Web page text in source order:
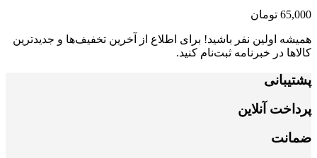
65,000 تومان
همیشه اولین نفر باشید! برای اطلاع از آخرین تخفیف‌ها و جدیدترین
کالاها در خبرنامه ثبت‌نام کنید.
پشتیبانی
پرداخت آنلاین
ضمانت